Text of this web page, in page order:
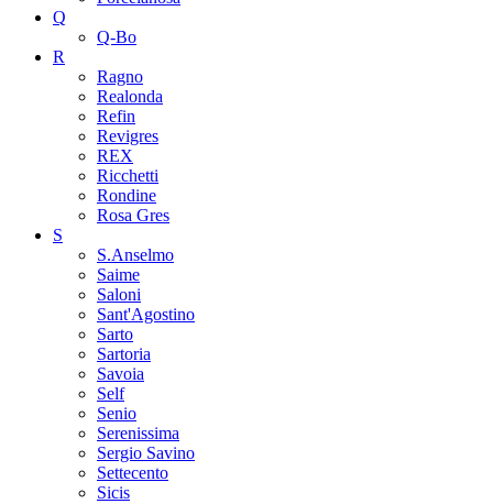
Q
Q-Bo
R
Ragno
Realonda
Refin
Revigres
REX
Ricchetti
Rondine
Rosa Gres
S
S.Anselmo
Saime
Saloni
Sant'Agostino
Sarto
Sartoria
Savoia
Self
Senio
Serenissima
Sergio Savino
Settecento
Sicis